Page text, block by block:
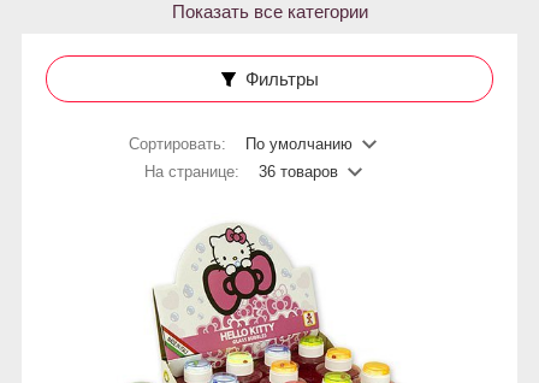
Показать все категории
Фильтры
Сортировать:
По умолчанию
На странице:
36 товаров